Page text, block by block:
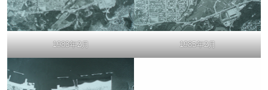
1983年2月 1985年2月